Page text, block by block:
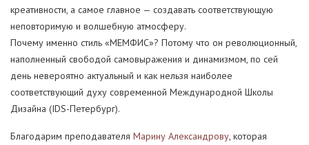
креативности, а самое главное — создавать соответствующую
неповторимую и волшебную атмосферу.
Почему именно стиль «МЕМФИС»? Потому что он революционный,
наполненный свободой самовыражения и динамизмом, по сей
день невероятно актуальный и как нельзя наиболее
соответствующий духу современной Международной Школы
Дизайна (IDS-Петербург).
Благодарим преподавателя Марину Александрову, которая